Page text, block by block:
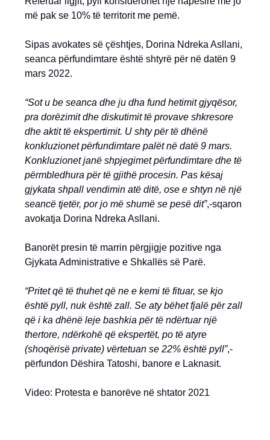
më pak se 10% të territorit me pemë.
Sipas avokates së çështjes, Dorina Ndreka Asllani,
seanca përfundimtare është shtyrë për në datën 9
mars 2022.
“Sot u be seanca dhe ju dha fund hetimit gjyqësor,
pra dorëzimit dhe diskutimit të provave shkresore
dhe aktit të ekspertimit. U shty për të dhënë
konkluzionet përfundimtare palët në datë 9 mars.
Konkluzionet janë shpjegimet përfundimtare dhe të
përmbledhura për të gjithë procesin. Pas kësaj
gjykata shpall vendimin atë ditë, ose e shtyn në një
seancë tjetër, por jo më shumë se pesë dit”,-sqaron
avokatja Dorina Ndreka Asllani.
Banorët presin të marrin përgjigje pozitive nga
Gjykata Administrative e Shkallës së Parë.
“Pritet që të thuhet që ne e kemi të fituar, se kjo
është pyll, nuk është zall. Se aty bëhet fjalë për zall
që i ka dhënë leje bashkia për të ndërtuar një
thertore, ndërkohë që ekspertët, po të atyre
(shoqërisë private) vërtetuan se 22% është pyll”,-
përfundon Dëshira Tatoshi, banore e Laknasit.
Video: Protesta e banorëve në shtator 2021